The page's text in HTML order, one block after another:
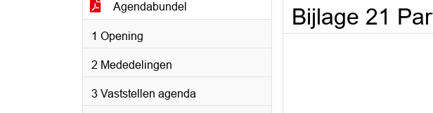
Agendabundel
1 Opening
2 Mededelingen
3 Vaststellen agenda
Bijlage 21